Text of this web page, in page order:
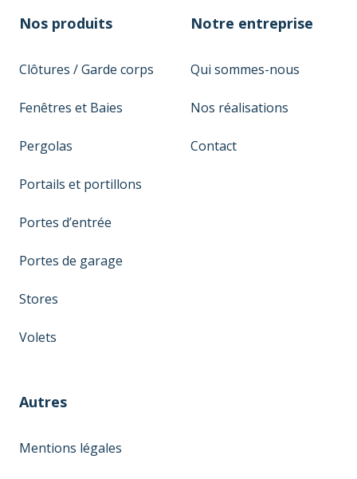
Nos produits
Clôtures / Garde corps
Fenêtres et Baies
Pergolas
Portails et portillons
Portes d’entrée
Portes de garage
Stores
Volets
Notre entreprise
Qui sommes-nous
Nos réalisations
Contact
Autres
Mentions légales